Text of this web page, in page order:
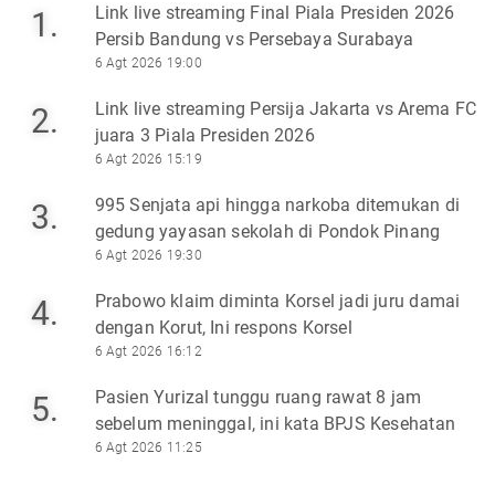
1.
Link live streaming Final Piala Presiden 2026
Persib Bandung vs Persebaya Surabaya
6 Agt 2026 19:00
2.
Link live streaming Persija Jakarta vs Arema FC
juara 3 Piala Presiden 2026
6 Agt 2026 15:19
3.
995 Senjata api hingga narkoba ditemukan di
gedung yayasan sekolah di Pondok Pinang
6 Agt 2026 19:30
4.
Prabowo klaim diminta Korsel jadi juru damai
dengan Korut, Ini respons Korsel
6 Agt 2026 16:12
5.
Pasien Yurizal tunggu ruang rawat 8 jam
sebelum meninggal, ini kata BPJS Kesehatan
6 Agt 2026 11:25